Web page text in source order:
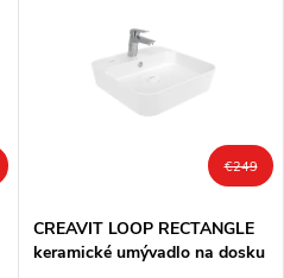
€249
CREAVIT LOOP RECTANGLE
keramické umývadlo na dosku